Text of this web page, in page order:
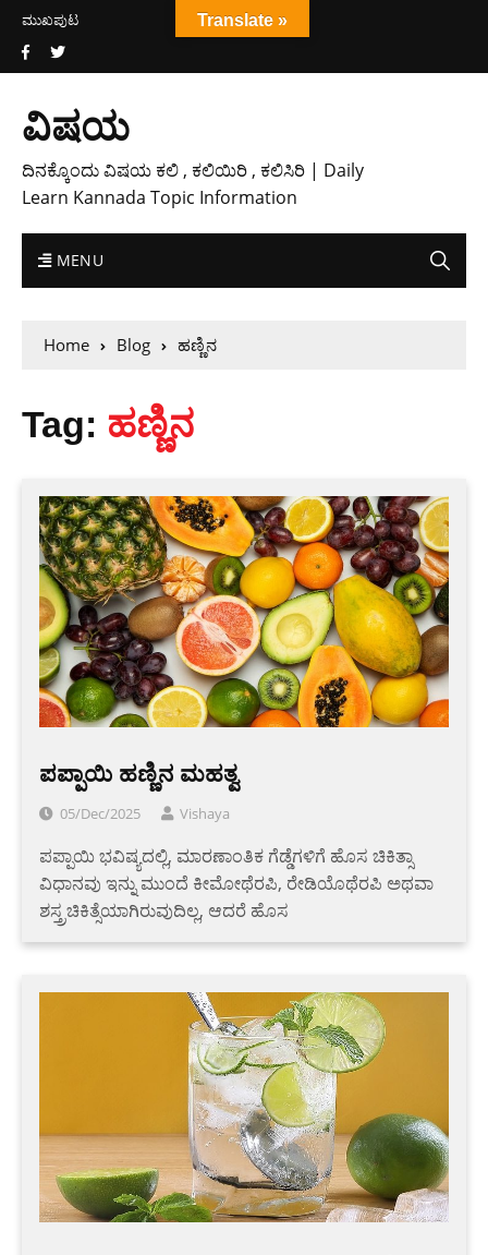
ಮುಖಪುಟ
ವಿಷಯ
ದಿನಕ್ಕೊಂದು ವಿಷಯ ಕಲಿ , ಕಲಿಯಿರಿ , ಕಲಿಸಿರಿ | Daily
Learn Kannada Topic Information
MENU
Home Blog ಹಣ್ಣಿನ
Tag: ಹಣ್ಣಿನ
ಪಪ್ಪಾಯಿ ಹಣ್ಣಿನ ಮಹತ್ವ
05/Dec/2025 Vishaya
ಪಪ್ಪಾಯಿ ಭವಿಷ್ಯದಲ್ಲಿ, ಮಾರಣಾಂತಿಕ ಗೆಡ್ಡೆಗಳಿಗೆ ಹೊಸ ಚಿಕಿತ್ಸಾ
ವಿಧಾನವು ಇನ್ನು ಮುಂದೆ ಕೀಮೋಥೆರಪಿ, ರೇಡಿಯೊಥೆರಪಿ ಅಥವಾ
ಶಸ್ತ್ರಚಿಕಿತ್ಸೆಯಾಗಿರುವುದಿಲ್ಲ, ಆದರೆ ಹೊಸ
Translate »